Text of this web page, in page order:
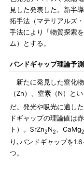
見した発表した。新半
拓手法（マテリアルズ
手法により「物質探索
ム）とする。
バンドギャップ理論予
新たに発見した窒化
（Zn）、窒素（N）と
だ。発光や吸光に適し
ドギャップの理論値は
ト）。SrZn2N2 、CaMg2
り､バンドギャップを
つ。